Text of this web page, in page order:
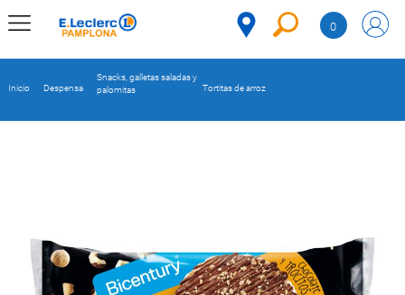
0
DULCES Y
DESAYUNO
Inicio Despensa
Snacks, galletas saladas y
palomitas
Tortitas de arroz